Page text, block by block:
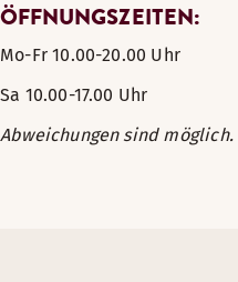
ÖFFNUNGSZEITEN:
Mo-Fr 10.00-20.00 Uhr
Sa 10.00-17.00 Uhr
Abweichungen sind möglich.